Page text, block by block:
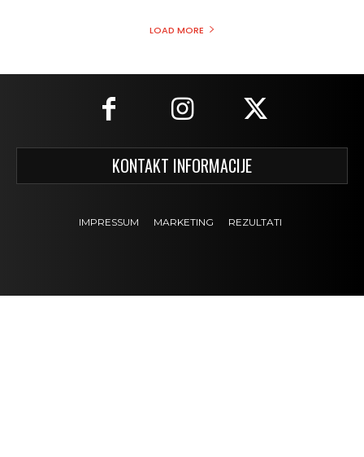
LOAD MORE
KONTAKT INFORMACIJE
IMPRESSUM MARKETING REZULTATI